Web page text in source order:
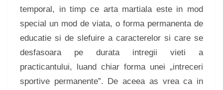
temporal, in timp ce arta martiala este in mod
special un mod de viata, o forma permanenta de
educatie si de slefuire a caracterelor si care se
desfasoara pe durata intregii vieti a
practicantului, luand chiar forma unei „intreceri
sportive permanente”. De aceea as vrea ca in